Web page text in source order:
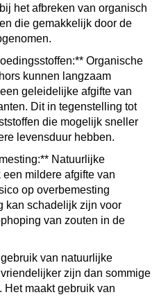
het afbreken van organisch
die gemakkelijk door de
Organische
kunnen langzaam
geleidelijke afgifte van
Dit in tegenstelling tot
die mogelijk sneller
levensduur hebben.
Natuurlijke
mildere afgifte van
op overbemesting
kan schadelijk zijn voor
van zouten in de
van natuurlijke
zijn dan sommige
maakt gebruik van